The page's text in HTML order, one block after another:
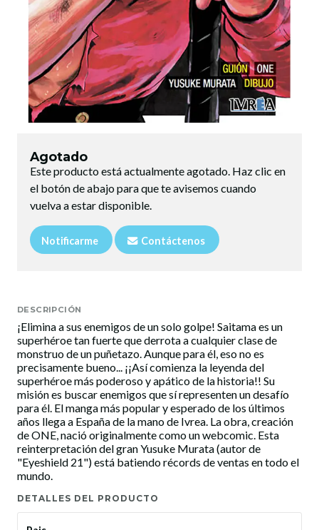
Agotado
Este producto está actualmente agotado. Haz clic en
el botón de abajo para que te avisemos cuando
vuelva a estar disponible.
Notificarme Contáctenos
DESCRIPCIÓN
¡Elimina a sus enemigos de un solo golpe! Saitama es un
superhéroe tan fuerte que derrota a cualquier clase de
monstruo de un puñetazo. Aunque para él, eso no es
precisamente bueno... ¡¡Así comienza la leyenda del
superhéroe más poderoso y apático de la historia!! Su
misión es buscar enemigos que sí representen un desafío
para él. El manga más popular y esperado de los últimos
años llega a España de la mano de Ivrea. La obra, creación
de ONE, nació originalmente como un webcomic. Esta
reinterpretación del gran Yusuke Murata (autor de
"Eyeshield 21") está batiendo récords de ventas en todo el
mundo.
DETALLES DEL PRODUCTO